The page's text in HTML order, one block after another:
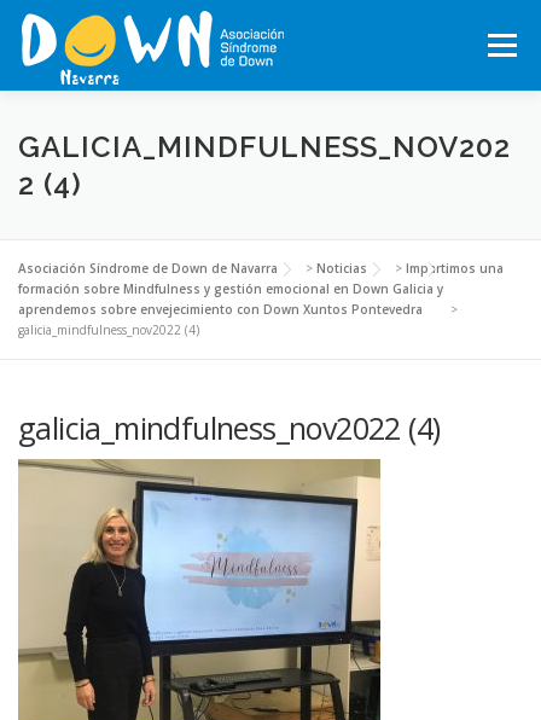
Saltar
contenido
Menú
INICIO CONÓCENOS SÍNDROME DE DOWN
ACTUALIDAD TRABAJA EN LA ASOCIACIÓN
COLABORA ACTIVIDADES 2026-2027
GALICIA_MINDFULNESS_NOV202
2 (4)
Asociación Síndrome de Down de Navarra > Noticias > Impartimos una
formación sobre Mindfulness y gestión emocional en Down Galicia y
aprendemos sobre envejecimiento con Down Xuntos Pontevedra
>
galicia_mindfulness_nov2022 (4)
galicia_mindfulness_nov2022 (4)